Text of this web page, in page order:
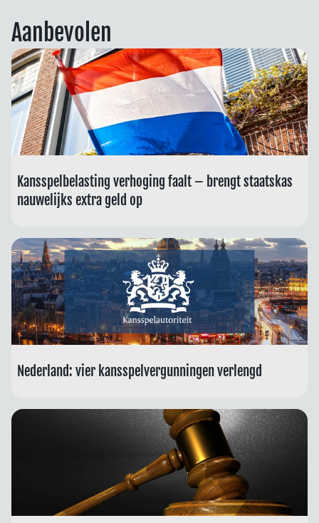
Aanbevolen
Kansspelbelasting verhoging faalt – brengt staatskas
nauwelijks extra geld op
Nederland: vier kansspelvergunningen verlengd